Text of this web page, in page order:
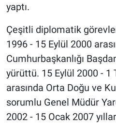
yaptı.
Çeşitli diplomatik
1996 - 15 Eylül 2000
Cumhurbaşkanlığı
yürüttü. 15 Eylül 2000 - 1
arasında Orta Doğu ve
sorumlu Genel Müdür
2002 - 15 Ocak 2007